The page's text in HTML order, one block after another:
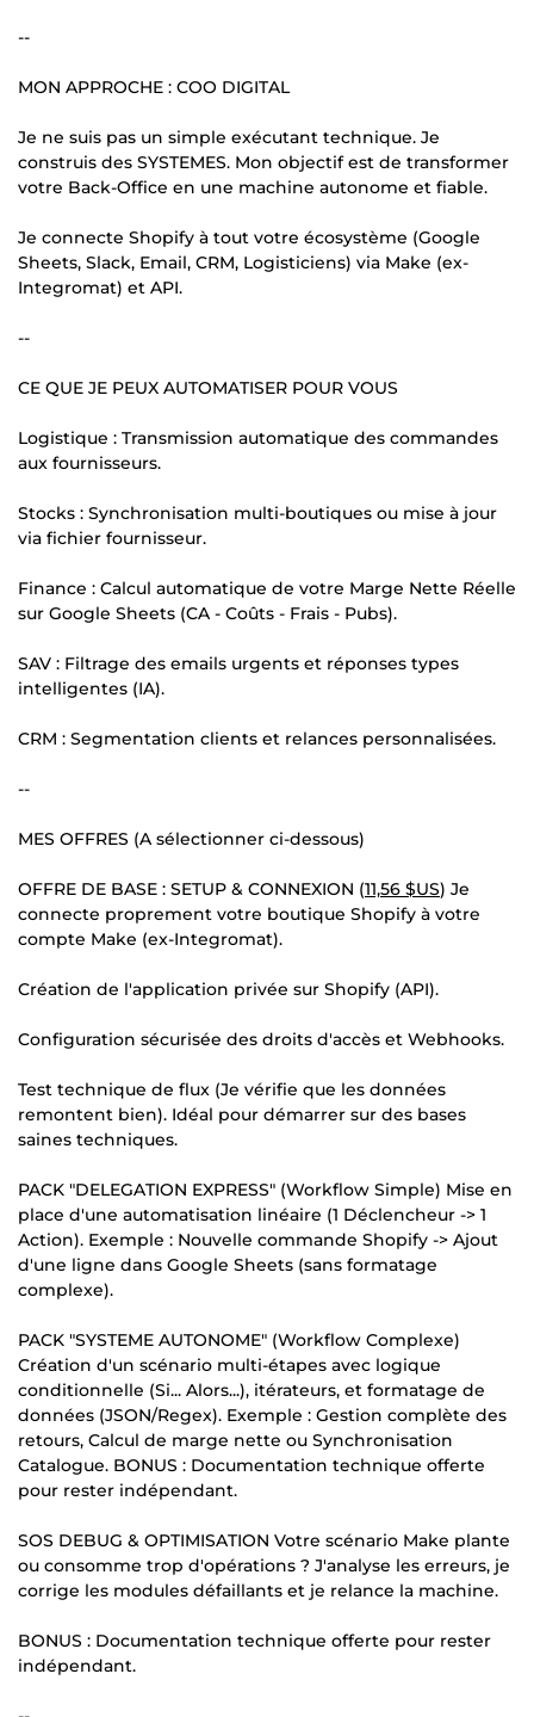
--
MON APPROCHE : COO DIGITAL
Je ne suis pas un simple exécutant technique. Je
construis des SYSTEMES. Mon objectif est de transformer
votre Back-Office en une machine autonome et fiable.
Je connecte Shopify à tout votre écosystème (Google
Sheets, Slack, Email, CRM, Logisticiens) via Make (ex-
Integromat) et API.
--
CE QUE JE PEUX AUTOMATISER POUR VOUS
Logistique : Transmission automatique des commandes
aux fournisseurs.
Stocks : Synchronisation multi-boutiques ou mise à jour
via fichier fournisseur.
Finance : Calcul automatique de votre Marge Nette Réelle
sur Google Sheets (CA - Coûts - Frais - Pubs).
SAV : Filtrage des emails urgents et réponses types
intelligentes (IA).
CRM : Segmentation clients et relances personnalisées.
--
MES OFFRES (A sélectionner ci-dessous)
OFFRE DE BASE : SETUP & CONNEXION (11,56 $US) Je
connecte proprement votre boutique Shopify à votre
compte Make (ex-Integromat).
Création de l'application privée sur Shopify (API).
Configuration sécurisée des droits d'accès et Webhooks.
Test technique de flux (Je vérifie que les données
remontent bien). Idéal pour démarrer sur des bases
saines techniques.
PACK "DELEGATION EXPRESS" (Workflow Simple) Mise en
place d'une automatisation linéaire (1 Déclencheur -> 1
Action). Exemple : Nouvelle commande Shopify -> Ajout
d'une ligne dans Google Sheets (sans formatage
complexe).
PACK "SYSTEME AUTONOME" (Workflow Complexe)
Création d'un scénario multi-étapes avec logique
conditionnelle (Si... Alors...), itérateurs, et formatage de
données (JSON/Regex). Exemple : Gestion complète des
retours, Calcul de marge nette ou Synchronisation
Catalogue. BONUS : Documentation technique offerte
pour rester indépendant.
SOS DEBUG & OPTIMISATION Votre scénario Make plante
ou consomme trop d'opérations ? J'analyse les erreurs, je
corrige les modules défaillants et je relance la machine.
BONUS : Documentation technique offerte pour rester
indépendant.